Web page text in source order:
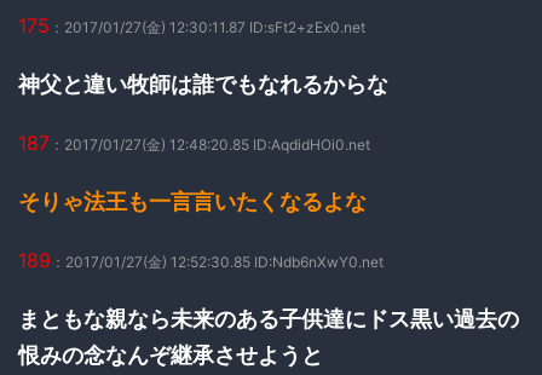
175 ：2017/01/27(金) 12:30:11.87 ID:sFt2+zEx0.net
神父と違い牧師は誰でもなれるからな
187 ：2017/01/27(金) 12:48:20.85 ID:AqdidHOi0.net
そりゃ法王も一言言いたくなるよな
189 ：2017/01/27(金) 12:52:30.85 ID:Ndb6nXwY0.net
まともな親なら未来のある子供達にドス黒い過去の
恨みの念なんぞ継承させようと